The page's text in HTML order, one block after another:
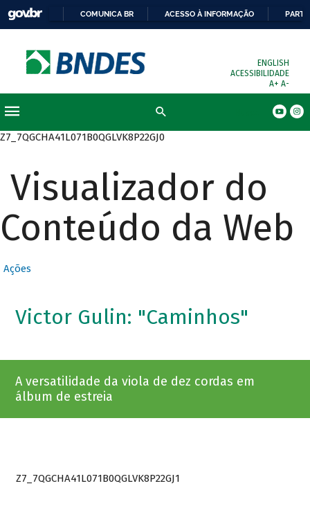
COMUNICA BR ACESSO À INFORMAÇÃO
ENGLISH
ACESSIBILIDADE
A+ A-
Z7_7QGCHA41L071B0QGLVK8P22GJ0
Visualizador do
Conteúdo da Web
Ações
Victor Gulin: "Caminhos"
A versatilidade da viola de dez cordas em
álbum de estreia
Z7_7QGCHA41L071B0QGLVK8P22GJ1